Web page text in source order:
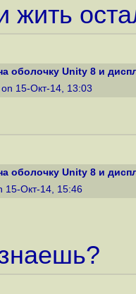
жить
оболочку Unity 8 и
on 15-Окт-14, 13:03
оболочку Unity 8 и
15-Окт-14, 15:46